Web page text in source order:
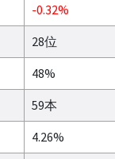
-0.32%
28位
48%
59本
4.26%